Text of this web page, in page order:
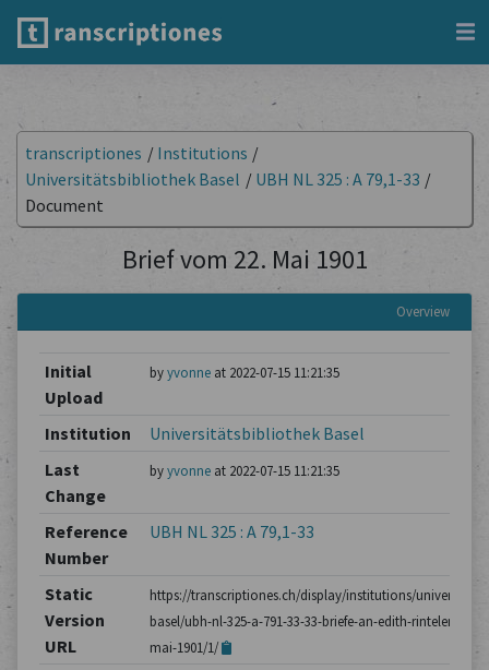
transcriptiones / Institutions /
Universitätsbibliothek Basel / UBH NL 325 : A 79,1-33 /
Document
Brief vom 22. Mai 1901
Overview
Initial
Upload
byyvonneat 2022-07-15 11:21:35
Institution
Universitätsbibliothek Basel
Last
Change
byyvonneat 2022-07-15 11:21:35
Reference
Number
UBH NL 325 : A 79,1-33
Static
Version
URL
https://transcriptiones.ch/display/institutions/
basel/ubh-nl-325-a-791-33-33-briefe-an-edith-rintelen/
mai-1901/1/